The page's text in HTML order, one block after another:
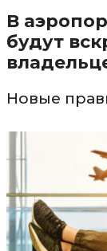
В
будут
Новые